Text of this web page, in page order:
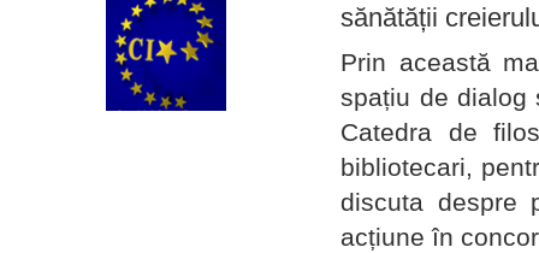
sănătății
Prin această
spațiu de dialog
Catedra de
bibliotecari,
discuta despre
acțiune în